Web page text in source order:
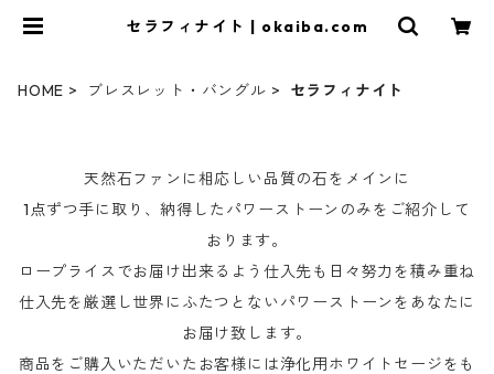
セラフィナイト | okaiba.com
HOME ブレスレット・バングル セラフィナイト
天然石ファンに相応しい品質の石をメインに
1点ずつ手に取り、納得したパワーストーンのみをご紹介して
おります。
ロープライスでお届け出来るよう仕入先も日々努力を積み重ね
仕入先を厳選し世界にふたつとないパワーストーンをあなたに
お届け致します。
商品をご購入いただいたお客様には浄化用ホワイトセージをも